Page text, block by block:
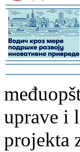
-
-
uprave i
projekta